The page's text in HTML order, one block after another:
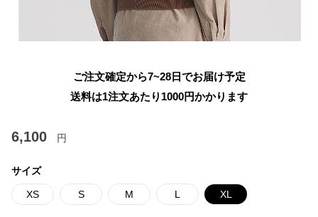
ご注文確定から7~28日でお届け予定
送料は1注文あたり 1000円かかります
6,100 円
サイズ
XS S M L XL